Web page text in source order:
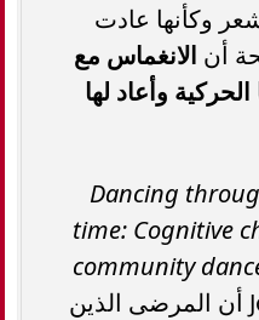
وكأنها عادت
أن الانغماس مع
وأعاد لها
Dancing
time: Cognitive
community
للدكتور Joseph DeSouza أن المرضى الذين